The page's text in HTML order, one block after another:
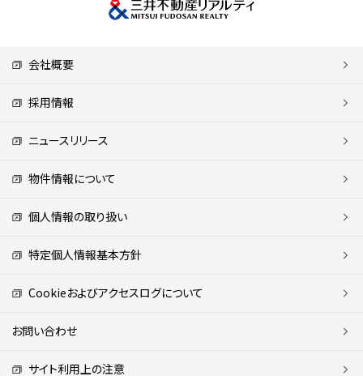
会社概要
採用情報
ニュースリリース
物件情報について
個人情報の取り扱い
特定個人情報基本方針
Cookieおよびアクセスログについて
お問い合わせ
サイト利用上の注意